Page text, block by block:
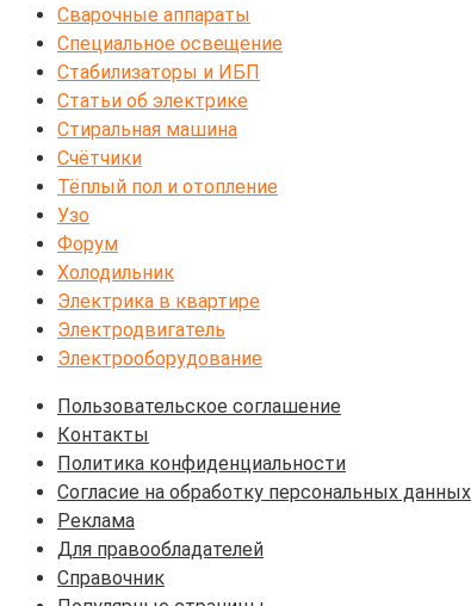
Сварочные аппараты
Специальное освещение
Стабилизаторы и ИБП
Статьи об электрике
Стиральная машина
Счётчики
Тёплый пол и отопление
Узо
Форум
Холодильник
Электрика в квартире
Электродвигатель
Электрооборудование
Пользовательское соглашение
Контакты
Политика конфиденциальности
Согласие на обработку персональных данных
Реклама
Для правообладателей
Справочник